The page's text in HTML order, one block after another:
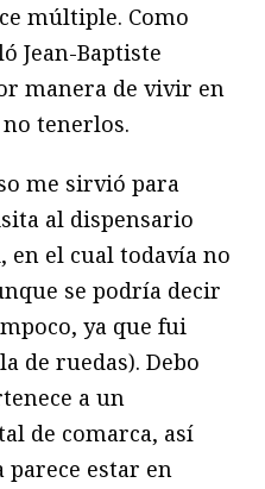
múltiple. Como
Jean-Baptiste
manera de vivir en
tenerlos.
me sirvió para
al dispensario
en el cual todavía no
se podría decir
ya que fui
de ruedas). Debo
a un
de comarca, así
parece estar en